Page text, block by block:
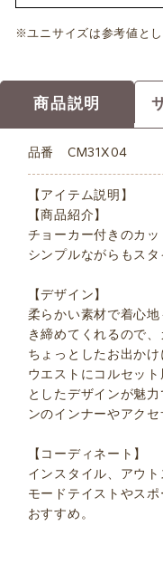
※ユニサイズは参考値とし
商品説明
品番 CM31X04
【アイテム説明】
【商品紹介】
チョーカー付きのカッ
シンプルながらもス
【デザイン】
柔らかい素材で着心地
き締めてくれるので
ちょっとしたお出かけ
ウエストにコルセッ
としたデザインが魅
ンのインナーやアクセ
【コーディネート】
インスタイル、アウト
モードテイストやス
おすすめ。